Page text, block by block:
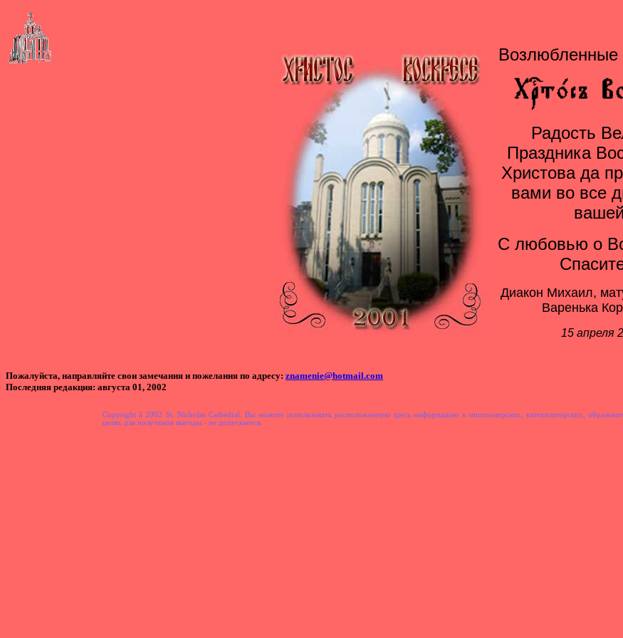
Возлюбленные
Радость
Праздника
Христова да
вами во все
С любовью о
Диакон Михаил,
Варенька
15 апреля
Пожалуйста, направляйте свои замечания и пожелания по адресу: znamenie@hotmail.com
Последняя редакция: августа 01, 2002
Copyrightã 2002 St. Nicholas Cathedral. Вы можете использовать расположенную здесь информацию в миссионерских, катехизаторских,
целях для получения выгоды - не допускается.